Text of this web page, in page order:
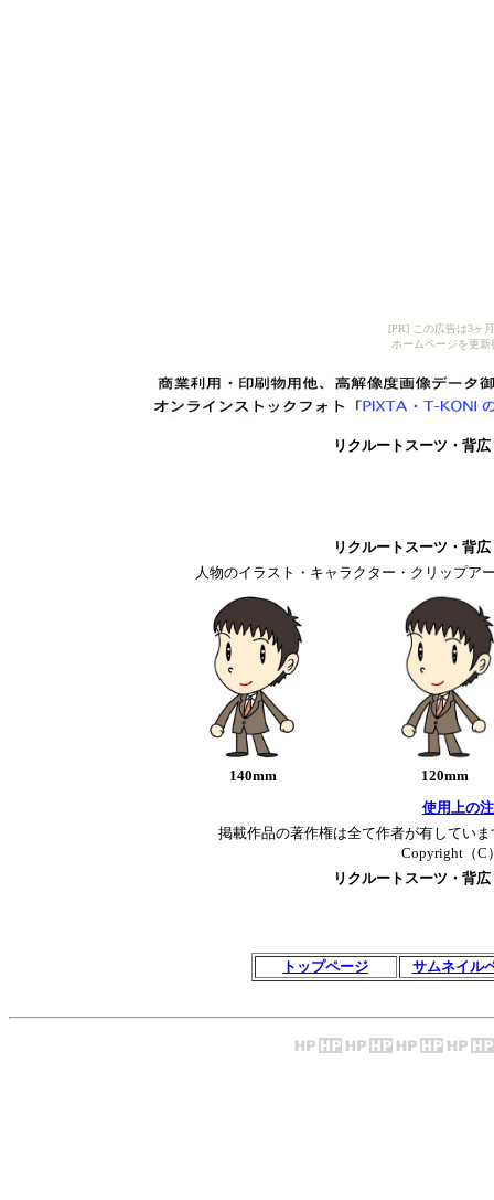
[PR] この広告は3ヶ
ホームページを更
リクルートスーツ・背
リクルートスーツ・背
人物のイラスト・キャラクター・クリップア
140mm
120mm
使用上の
掲載作品の著作権は全て作者が有してい
Copyright（C
リクルートスーツ・背
トップページ サムネイル